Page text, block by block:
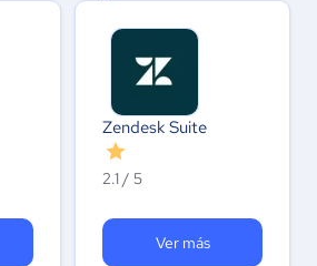
Zendesk Suite
2.1 / 5
Ver más